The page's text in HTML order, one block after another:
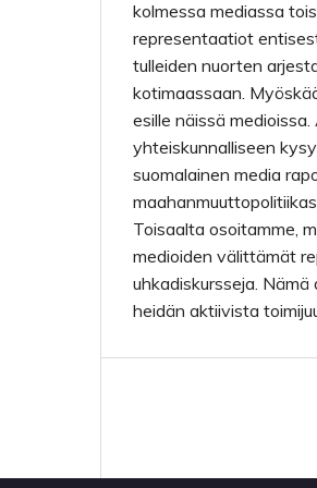
kolmessa mediassa
representaatiot
tulleiden nuorten
kotimaassaan.
esille näissä
yhteiskunnalliseen
suomalainen media
Toisaalta osoitamme,
medioiden välittämät
uhkadiskursseja.
heidän aktiivista